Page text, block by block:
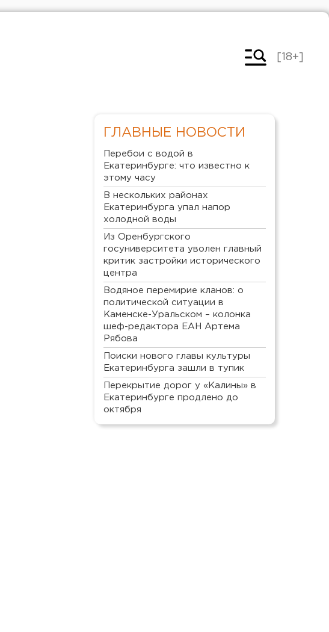
[18+]
ГЛАВНЫЕ НОВОСТИ
Перебои с водой в
Екатеринбурге: что известно к
этому часу
В нескольких районах
Екатеринбурга упал напор
холодной воды
Из Оренбургского
госуниверситета уволен главный
критик застройки исторического
центра
Водяное перемирие кланов: о
политической ситуации в
Каменске-Уральском – колонка
шеф-редактора ЕАН Артема
Рябова
Поиски нового главы культуры
Екатеринбурга зашли в тупик
Перекрытие дорог у «Калины» в
Екатеринбурге продлено до
октября